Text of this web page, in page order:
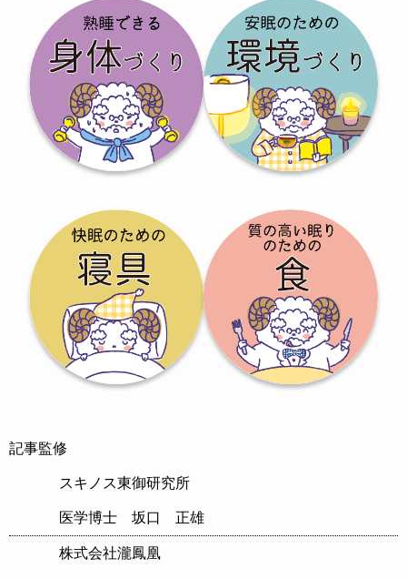
記事監修
スキノス東御研究所
医学博士 坂口 正雄
株式会社瀧鳳凰